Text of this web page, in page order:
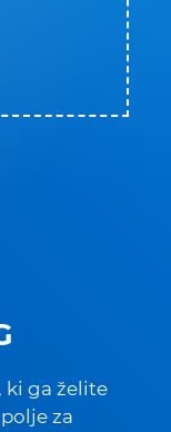
ki ga želite
za